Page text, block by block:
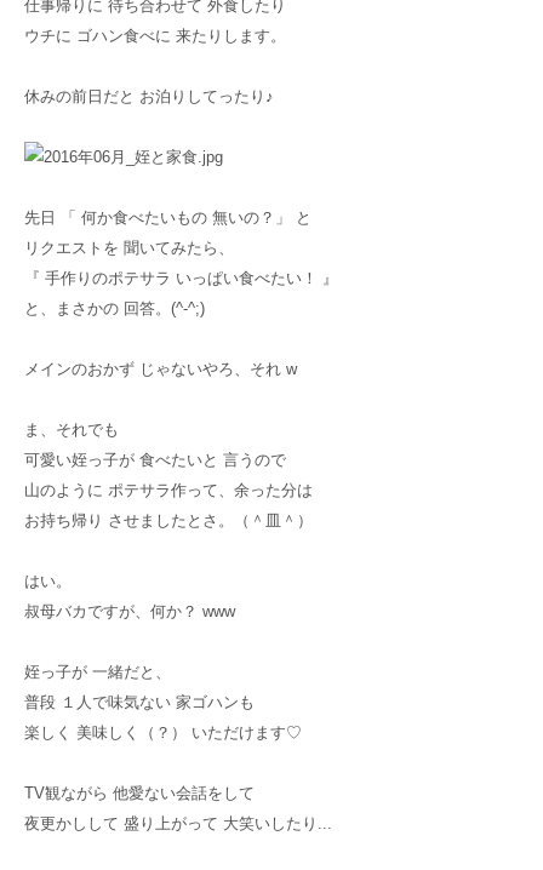
仕事帰りに 待ち合わせて 外食したり
ウチに ゴハン食べに 来たりします。
休みの前日だと お泊りしてったり♪
先日 「 何か食べたいもの 無いの？」 と
リクエストを 聞いてみたら、
『 手作りのポテサラ いっぱい食べたい！ 』
と、まさかの 回答。(^-^;)
メインのおかず じゃないやろ、それ w
ま、それでも
可愛い姪っ子が 食べたいと 言うので
山のように ポテサラ作って、余った分は
お持ち帰り させましたとさ。（＾皿＾）
はい。
叔母バカですが、何か？ www
姪っ子が 一緒だと、
普段 １人で味気ない 家ゴハンも
楽しく 美味しく（？） いただけます♡
TV観ながら 他愛ない会話をして
夜更かしして 盛り上がって 大笑いしたり...